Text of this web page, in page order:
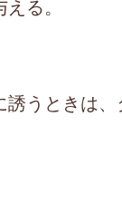
る。
うときは、